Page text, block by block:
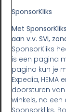
SponsorKliks
Met
aan v.v. SVI,
SponsorKliks
is een pagina
pagina kun je
Expedia,
doorsturen
winkels, na